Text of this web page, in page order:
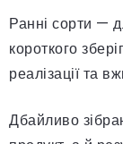
Ранні сорти —
короткого
реалізації та
Дбайливо